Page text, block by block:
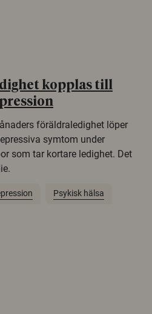
kopplas till
föräldraledighet löper
symtom under
som tar kortare ledighet. Det
Psykisk hälsa